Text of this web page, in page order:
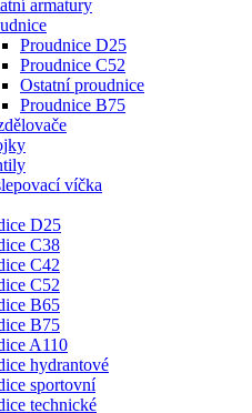
armatury
Proudnice D25
Proudnice C52
Ostatní proudnice
Proudnice B75
víčka
D25
C38
C42
C52
B65
B75
A110
hydrantové
sportovní
technické